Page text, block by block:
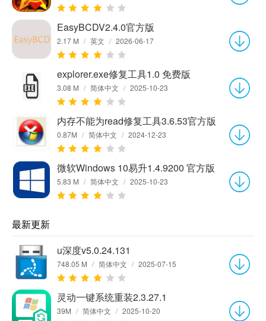
EasyBCDV2.4.0官方版
2.17 M / 英文 / 2026-06-17
explorer.exe修复工具1.0 免费版
3.08 M / 简体中文 / 2025-10-23
内存不能为read修复工具3.6.53官方版
0.87M / 简体中文 / 2024-12-23
微软Windows 10易升1.4.9200 官方版
5.83 M / 简体中文 / 2025-10-23
最新更新
u深度v5.0.24.131
748.05 M / 简体中文 / 2025-07-15
灵动一键系统重装2.3.27.1
39M / 简体中文 / 2025-10-20